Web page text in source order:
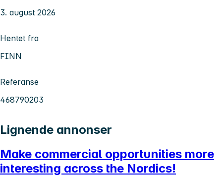
3. august 2026
Hentet fra
FINN
Referanse
468790203
Lignende annonser
Make commercial opportunities more
interesting across the Nordics!